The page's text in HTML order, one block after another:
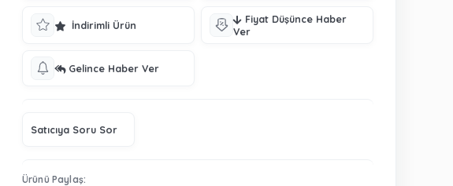
İndirimli Ürün
Fiyat Düşünce Haber
Ver
Gelince Haber Ver
Satıcıya Soru Sor
Ürünü Paylaş: